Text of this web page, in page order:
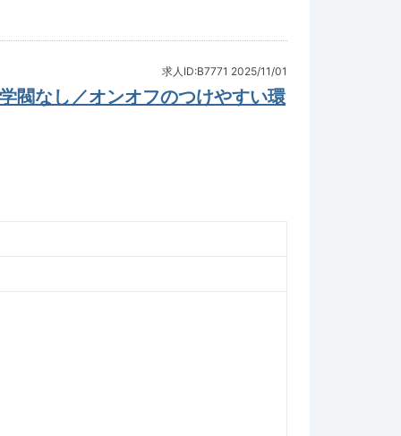
求人ID:B7771 2025/11/01
閥なし／オンオフのつけやすい環